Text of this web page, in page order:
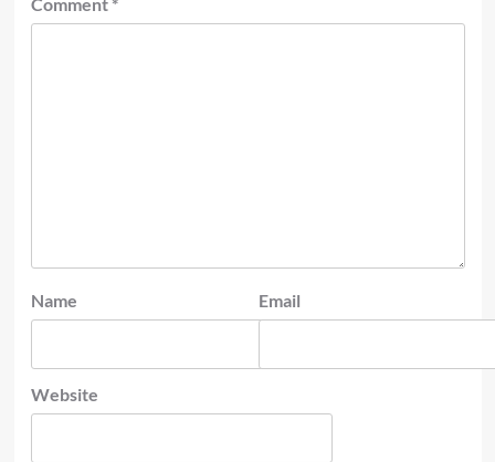
Name Email
Website